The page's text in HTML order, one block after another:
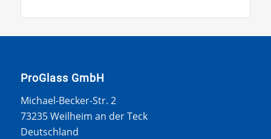
ProGlass GmbH
Michael-Becker-Str. 2
73235 Weilheim an der Teck
Deutschland